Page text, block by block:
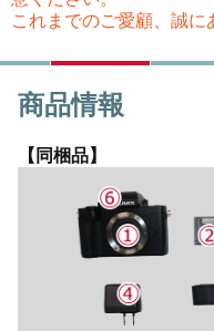
これまでのご愛顧、誠に
商品情報
【同梱品】